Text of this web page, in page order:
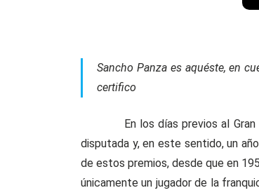
Sancho Panza es aquéste, en
certifico
En los días previos al Gran
disputada y, en este sentido, un
de estos premios, desde que en
únicamente un jugador de la